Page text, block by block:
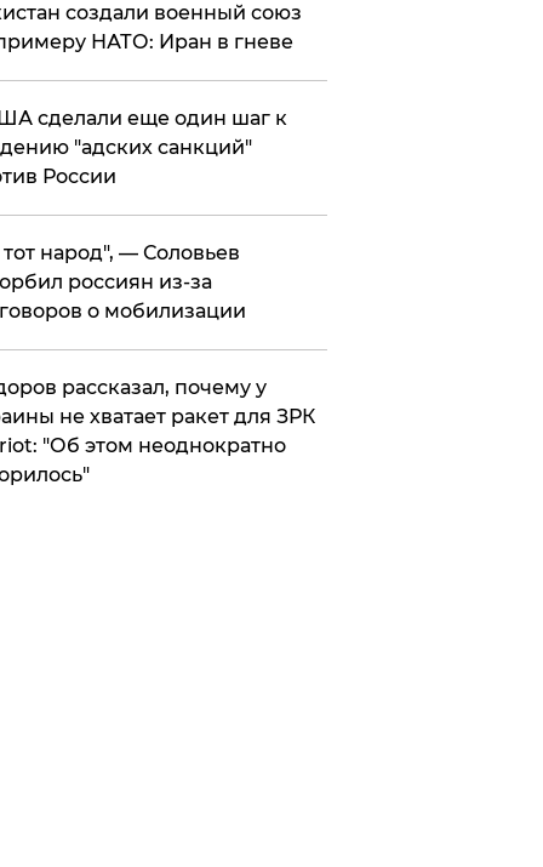
создали военный союз
НАТО: Иран в гневе
сделали еще один шаг к
"адских санкций"
России
народ", — Соловьев
россиян из-за
о мобилизации
рассказал, почему у
не хватает ракет для ЗРК
"Об этом неоднократно